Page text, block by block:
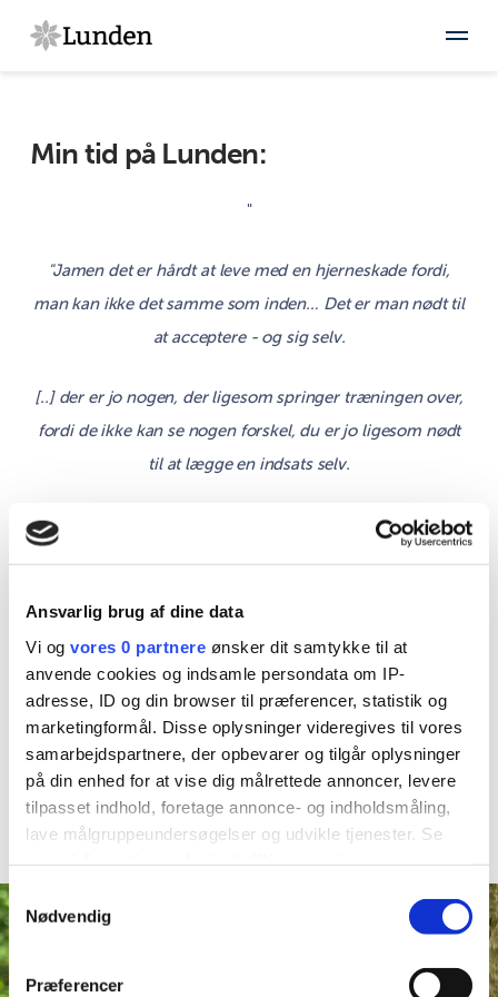
Ansvarlig brug af dine data
Vi og vores 0 partnere ønsker dit samtykke til at
anvende cookies og indsamle persondata om IP-
adresse, ID og din browser til præferencer, statistik og
marketingformål. Disse oplysninger videregives til vores
samarbejdspartnere, der opbevarer og tilgår oplysninger
på din enhed for at vise dig målrettede annoncer, levere
tilpasset indhold, foretage annonce- og indholdsmåling,
lave målgruppeundersøgelser og udvikle tjenester. Se
tilbage eller ændre indstillinger fra vores
"Cookiedeklaration", eller ved at trykke på "Privacy
Samtykkevalg
Nødvendig
Præferencer
Min tid på Lunden:
"
"Jamen det er hårdt at leve med en hjerneskade fordi,
man kan ikke det samme som inden… Det er man nødt til
at acceptere - og sig selv.
[..] der er jo nogen, der ligesom springer træningen over,
fordi de ikke kan se nogen forskel, du er jo ligesom nødt
til at lægge en indsats selv.
Det jeg tænker er, at man har en god træning herude.
Så synes jeg det er dejligt, man har en svømmehal også.
Det giver også noget".
(Peter som tidligere har været i rehabilitering og i
ambulant forløb)